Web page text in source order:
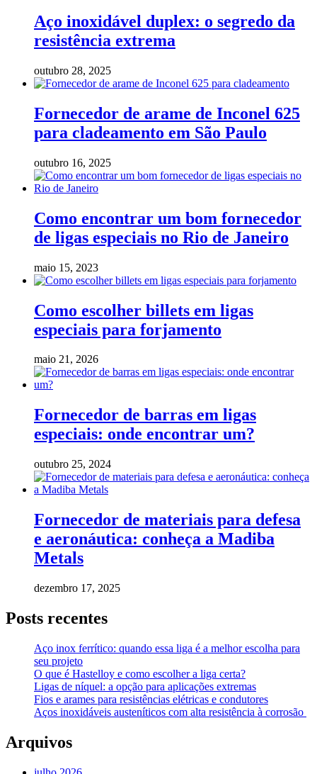
Aço inoxidável duplex: o segredo da
resistência extrema
outubro 28, 2025
Fornecedor de arame de Inconel 625
para cladeamento em São Paulo
outubro 16, 2025
Como encontrar um bom fornecedor
de ligas especiais no Rio de Janeiro
maio 15, 2023
Como escolher billets em ligas
especiais para forjamento
maio 21, 2026
Fornecedor de barras em ligas
especiais: onde encontrar um?
outubro 25, 2024
Fornecedor de materiais para defesa
e aeronáutica: conheça a Madiba
Metals
dezembro 17, 2025
Posts recentes
Aço inox ferrítico: quando essa liga é a melhor escolha para
seu projeto
O que é Hastelloy e como escolher a liga certa?
Ligas de níquel: a opção para aplicações extremas
Fios e arames para resistências elétricas e condutores
Aços inoxidáveis austeníticos com alta resistência à corrosão
Arquivos